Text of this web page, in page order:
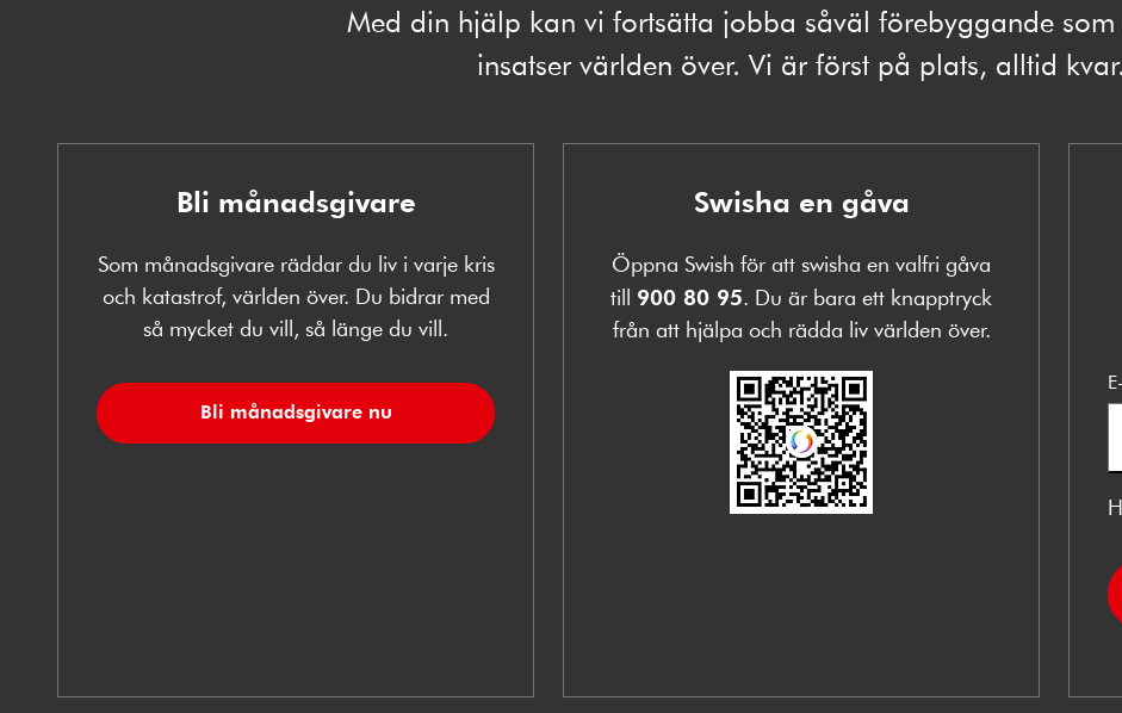
Med din hjälp kan vi fortsätta jobba såväl förebyggande som
insatser världen över. Vi är först på plats, alltid kvar.
Bli månadsgivare
Som månadsgivare räddar du liv i varje kris
och katastrof, världen över. Du bidrar med
så mycket du vill, så länge du vill.
Bli månadsgivare nu
Swisha en gåva
Öppna Swish för att swisha en valfri gåva
till 900 80 95. Du är bara ett knapptryck
från att hjälpa och rädda liv världen över.